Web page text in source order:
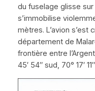
du fuselage glisse
s’immobilise
mètres. L’avion s’est
département de
frontière entre
45′ 54″ sud, 70° 17′